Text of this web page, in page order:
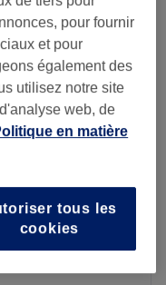
pour fournir
et pour
également des
utilisez notre site
web, de
en matière
tous les
cookies